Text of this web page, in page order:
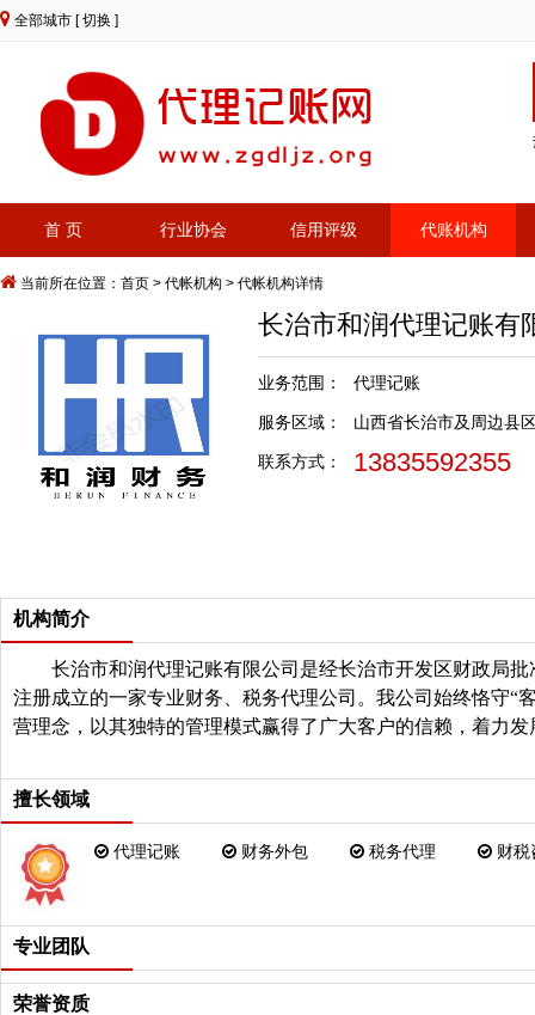
全部城市 [ 切换 ]
首 页 行业协会 信用评级 代账机构
当前所在位置： 首页 > 代帐机构 > 代帐机构详情
长治市和润代理记账
业务范围： 代理记账
服务区域： 山西省长治市及周边县
联系方式： 13835592355
机构简介
长治市和润代理记账有限公司是经长治市开发区财政局
注册成立的一家专业财务
税务代理公司。我公司始终恪守“
营理念，以其独特的管理模式赢得了广大客户的信赖，着力发
价格为您提供专业的全职会计服务。
擅长领域
代理记账 财务外包 税务代理 财税
专业团队
荣誉资质